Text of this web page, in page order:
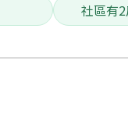
社區有